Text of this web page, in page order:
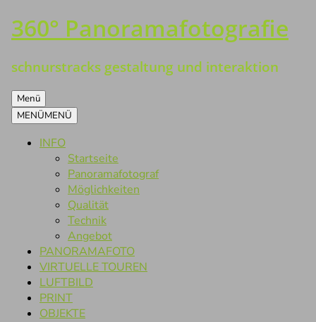
Zum
Inhalt
360° Panoramafotografie
schnurstracks gestaltung und interaktion
Menü
MENÜMENÜ
INFO
Startseite
Panoramafotograf
Möglichkeiten
Qualität
Technik
Angebot
PANORAMAFOTO
VIRTUELLE TOUREN
LUFTBILD
PRINT
OBJEKTE